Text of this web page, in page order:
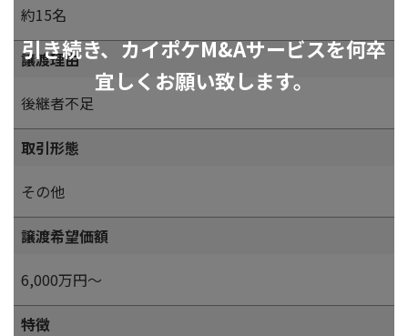
引き続き、カイポケM&Aサービスを何卒
宜しくお願い致します。
約15名
譲渡理由
後継者不足
取引形態
その他
譲渡希望価額
6,000万円～
特徴